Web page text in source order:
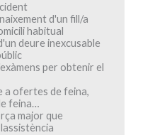
d'un fill/a
habitual
deure inexcusable
per obtenir el
a ofertes de feina,
feina…
major que